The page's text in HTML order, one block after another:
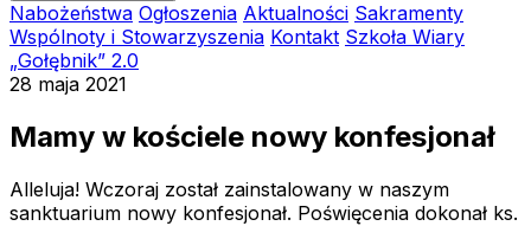
Nabożeństwa Ogłoszenia Aktualności Sakramenty
Wspólnoty i Stowarzyszenia Kontakt Szkoła Wiary
„Gołębnik” 2.0
28 maja 2021
Mamy w kościele nowy konfesjonał
Alleluja! Wczoraj został zainstalowany w naszym
sanktuarium nowy konfesjonał. Poświęcenia dokonał ks.